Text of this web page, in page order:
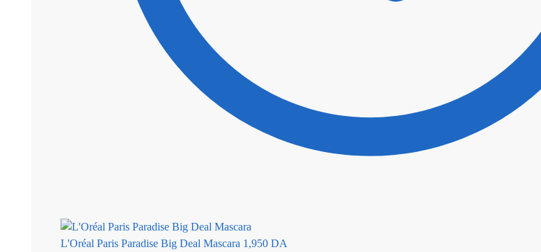
L'Oréal Paris Paradise Big Deal Mascara 1,950 DA